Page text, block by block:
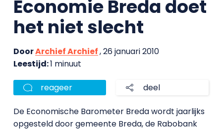
Economie Breda doet
het niet slecht
DoorArchief Archief, 26 januari 2010
Leestijd:1 minuut
reageer deel
De Economische Barometer Breda wordt jaarlijks
opgesteld door gemeente Breda, de Rabobank